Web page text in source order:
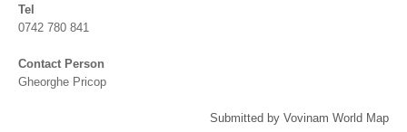
Tel
0742 780 841
Contact Person
Gheorghe Pricop
Submitted by Vovinam World Map